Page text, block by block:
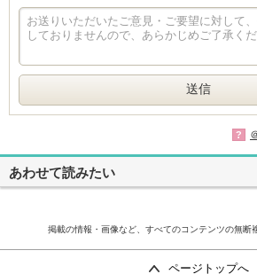
?
あわせて読みたい
掲載の情報・画像など、すべてのコンテンツの無断
ページトップへ